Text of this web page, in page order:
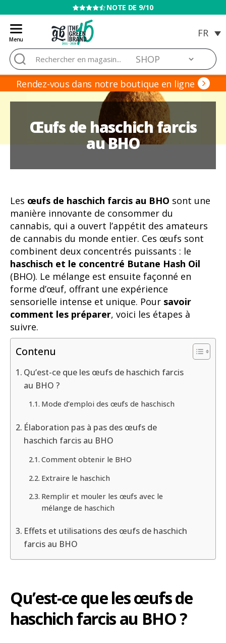
VENTE INTERDITE AUX MINEURS
Menu
Blog
de
Grow
Barato
Rechercher :
Rendez-vous dans notre boutique en ligne
Œufs de haschich farcis
au BHO
Les œufs de haschich farcis au BHO sont une
manière innovante de consommer du
cannabis, qui a ouvert l’appétit des amateurs
de cannabis du monde entier. Ces œufs sont
combinent deux concentrés puissants : le
haschisch et le concentré Butane Hash Oil
(BHO). Le mélange est ensuite façonné en
forme d’œuf, offrant une expérience
sensorielle intense et unique. Pour savoir
comment les préparer, voici les étapes à
suivre.
Contenu
Qu’est-ce que les œufs de haschich farcis
au BHO ?
Mode d’emploi des œufs de haschisch
Élaboration pas à pas des œufs de
haschich farcis au BHO
Comment obtenir le BHO
Extraire le haschich
Remplir et mouler les œufs avec le
mélange de haschich
Effets et utilisations des œufs de haschich
farcis au BHO
Qu’est-ce que les œufs de
haschich farcis au BHO ?